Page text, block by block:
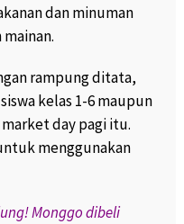
dan minuman
rampung ditata,
kelas 1-6 maupun
day pagi itu.
menggunakan
Monggo dibeli